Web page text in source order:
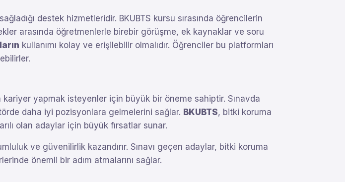
destek hizmetleridir. BKUBTS kursu sırasında öğrencilerin
arasında öğretmenlerle birebir görüşme, ek kaynaklar ve soru
kullanımı kolay ve erişilebilir olmalıdır. Öğrenciler bu platformları
kariyer yapmak isteyenler için büyük bir öneme sahiptir. Sınavda
daha iyi pozisyonlara gelmelerini sağlar. BKUBTS, bitki koruma
olan adaylar için büyük fırsatlar sunar.
ve güvenilirlik kazandırır. Sınavı geçen adaylar, bitki koruma
önemli bir adım atmalarını sağlar.